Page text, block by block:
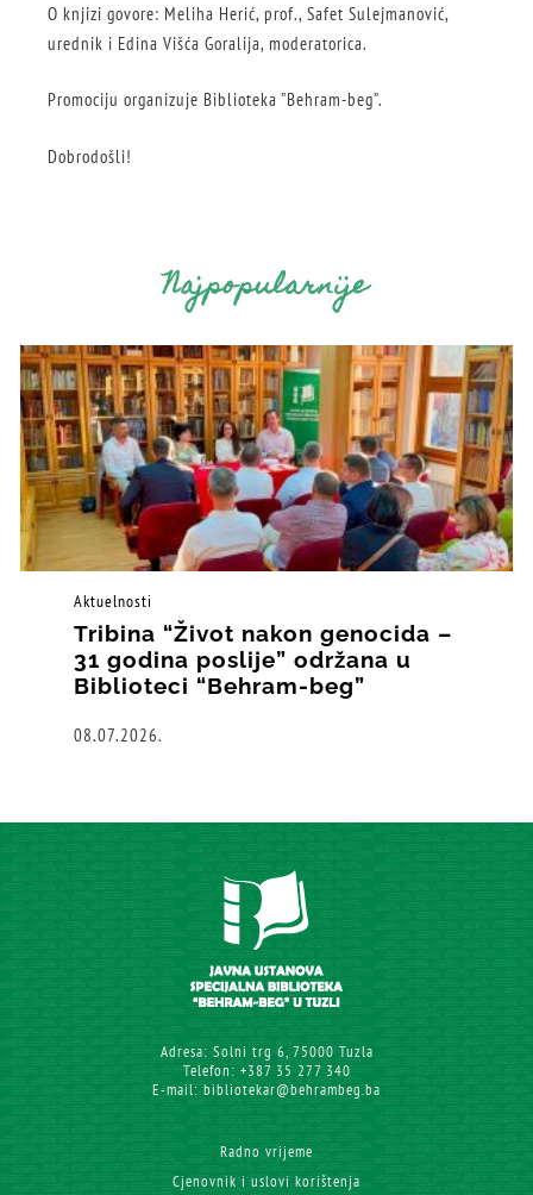
O knjizi govore: Meliha Herić, prof., Safet Sulejmanović,
urednik i Edina Višća Goralija, moderatorica.
Promociju organizuje Biblioteka ”Behram-beg”.
Dobrodošli!
Najpopularnije
Aktuelnosti
Tribina “Život nakon genocida –
31 godina poslije” održana u
Biblioteci “Behram-beg”
08.07.2026.
Adresa: Solni trg 6, 75000 Tuzla
Telefon: +387 35 277 340
E-mail: bibliotekar@behrambeg.ba
Radno vrijeme
Cjenovnik i uslovi korištenja